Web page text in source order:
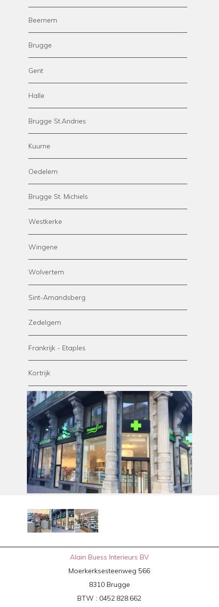
Beernem
Brugge
Gent
Halle
Brugge St.Andries
Kuurne
Oedelem
Brugge St. Michiels
Westkerke
Wingene
Wolvertem
Sint-Amandsberg
Zedelgem
Frankrijk - Etaples
Kortrijk
Alain Buess Interieurs BV
Moerkerksesteenweg 566
8310 Brugge
BTW : 0452.828.662